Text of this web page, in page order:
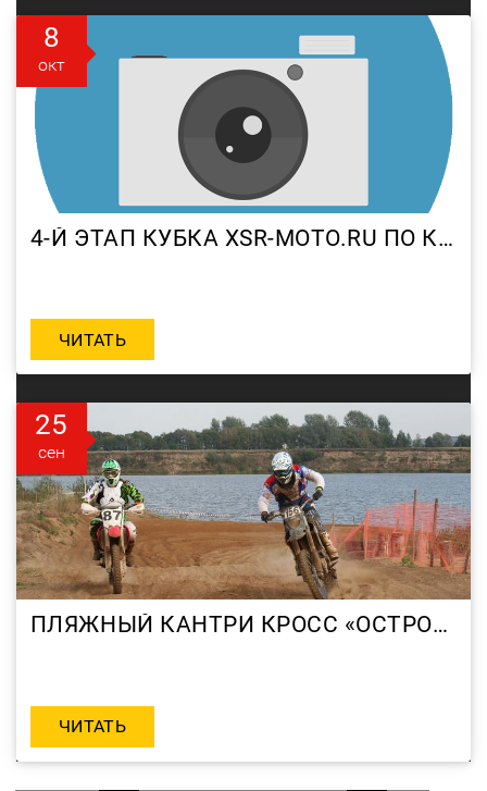
8
окт
4-Й ЭТАП КУБКА XSR-MOTO.RU ПО КАНТРИ-КРОССУ
ЧИТАТЬ
25
сен
ПЛЯЖНЫЙ КАНТРИ КРОСС «ОСТРОВ ДРАКИНО 2012»
ЧИТАТЬ